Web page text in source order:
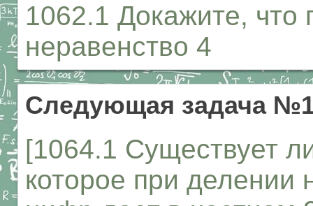
1062.1 Докажите,
неравенство 4
Следующая задача
[1064.1 Существует
которое при делении